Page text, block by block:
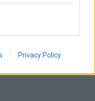
Privacy Policy
ιστότοπο μου σε αυτόν